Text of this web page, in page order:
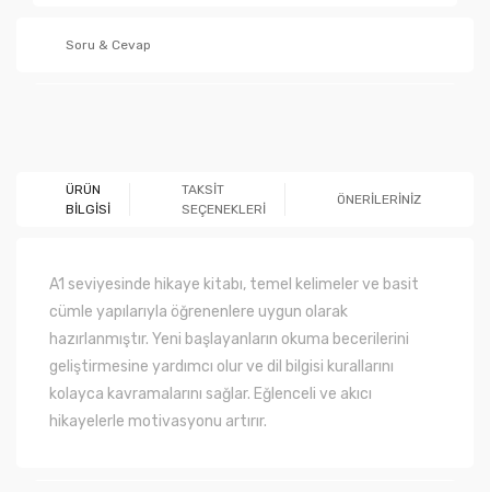
Soru & Cevap
ÜRÜN
BİLGİSİ
TAKSİT
SEÇENEKLERİ
ÖNERİLERİNİZ
A1 seviyesinde hikaye kitabı, temel kelimeler ve basit
cümle yapılarıyla öğrenenlere uygun olarak
hazırlanmıştır. Yeni başlayanların okuma becerilerini
geliştirmesine yardımcı olur ve dil bilgisi kurallarını
kolayca kavramalarını sağlar. Eğlenceli ve akıcı
hikayelerle motivasyonu artırır.